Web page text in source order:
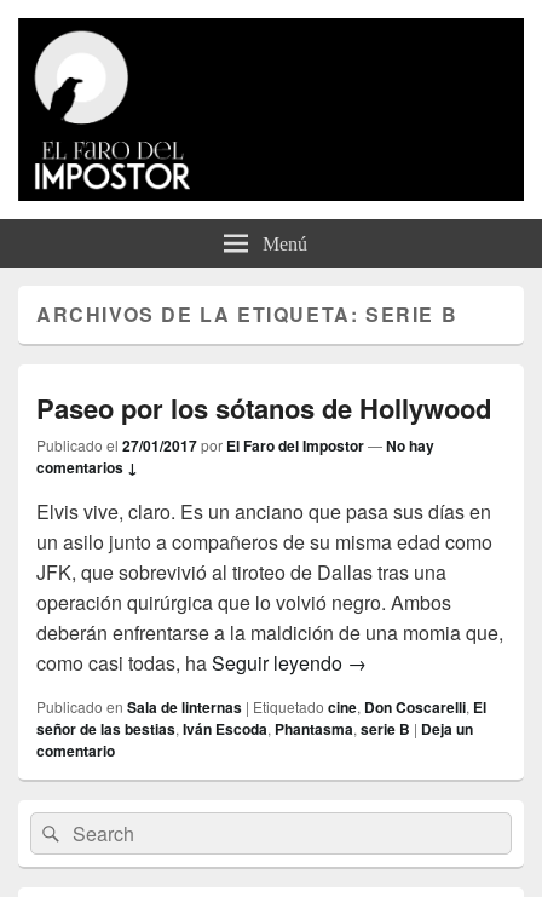
El Faro del Impostor
Menú
ARCHIVOS DE LA ETIQUETA:SERIE B
Paseo por los sótanos de Hollywood
Publicado el 27/01/2017por El Faro del Impostor—No hay
comentarios ↓
Elvis vive, claro. Es un anciano que pasa sus días en
un asilo junto a compañeros de su misma edad como
JFK, que sobrevivió al tiroteo de Dallas tras una
operación quirúrgica que lo volvió negro. Ambos
deberán enfrentarse a la maldición de una momia que,
como casi todas, haSeguir leyendo Paseo por los
→
Publicado en Sala de linternas | Etiquetado cine, Don Coscarelli, El
señor de las bestias, Iván Escoda, Phantasma, serie B | Deja un
comentario
área
de
widget
Buscar
por:
Buscar